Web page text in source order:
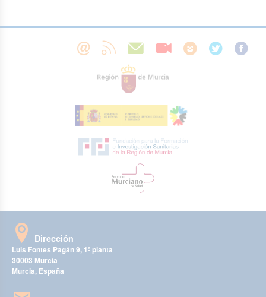
Dirección
Luis Fontes Pagán 9, 1ª planta
30003 Murcia
Murcia, España